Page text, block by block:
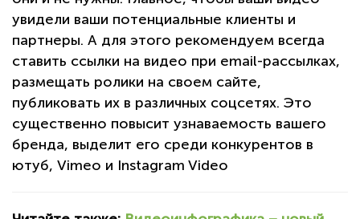
увидели ваши потенциальные клиенты и
партнеры. А для этого рекомендуем всегда
ставить ссылки на видео при email-рассылках,
размещать ролики на своем сайте,
публиковать их в различных соцсетях. Это
существенно повысит узнаваемость вашего
бренда, выделит его среди конкурентов в
ютуб, Vimeo и Instagram Video